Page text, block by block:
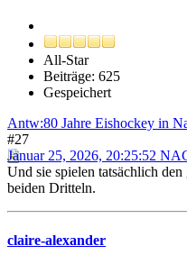
All-Star
Beiträge: 625
Gespeichert
Antw:80 Jahre Eishockey in
#27
Januar 25, 2026, 20:25:52
Und sie spielen tatsächlich
beiden Dritteln.
claire-alexander